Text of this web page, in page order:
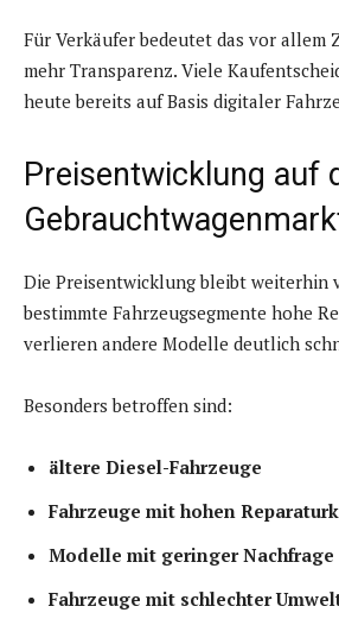
Für Verkäufer bedeutet das vor allem
mehr Transparenz. Viele
heute bereits auf Basis digitaler
Preisentwicklung auf
Die Preisentwicklung bleibt weiterhin
bestimmte Fahrzeugsegmente hohe
verlieren andere Modelle deutlich
Besonders betroffen sind:
ältere Diesel-Fahrzeuge
Fahrzeuge mit hohen
Modelle mit geringer Nachfrage
Fahrzeuge mit schlechter